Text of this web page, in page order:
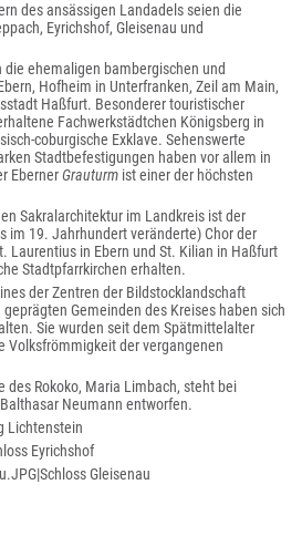
des ansässigen Landadels seien die
Eyrichshof, Gleisenau und
ehemaligen bambergischen und
Hofheim in Unterfranken, Zeil am Main,
Haßfurt. Besonderer touristischer
Fachwerkstädtchen Königsberg in
coburgische Exklave. Sehenswerte
Stadtbefestigungen haben vor allem in
EbernerGrauturm ist einer der höchsten
Sakralarchitektur im Landkreis ist der
im 19. Jahrhundert veränderte) Chor der
Laurentius in Ebern und St. Kilian in Haßfurt
Stadtpfarrkirchen erhalten.
der Zentren der Bildstocklandschaft
Gemeinden des Kreises haben sich
Sie wurden seit dem Spätmittelalter
Volksfrömmigkeit der vergangenen
des Rokoko, Maria Limbach, steht bei
Neumann entworfen.
Lichtenstein
Eyrichshof
Gleisenau